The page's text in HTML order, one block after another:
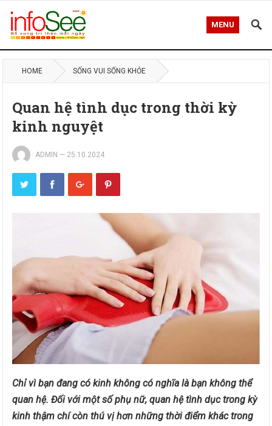
MENU
HOME SỐNG VUI SỐNG KHỎE
Quan hệ tình dục trong thời kỳ
kinh nguyệt
ADMIN — 25.10.2024
Chỉ vì bạn đang có kinh không có nghĩa là bạn không thể
quan hệ. Đối với một số phụ nữ, quan hệ tình dục trong kỳ
kinh thậm chí còn thú vị hơn những thời điểm khác trong